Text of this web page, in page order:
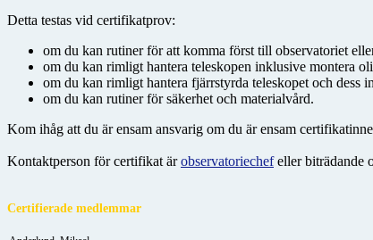
Detta testas vid certifikatprov:
om du kan rutiner för att komma först till observatoriet
om du kan rimligt hantera teleskopen inklusive montera
om du kan rimligt hantera fjärrstyrda teleskopet och dess
om du kan rutiner för säkerhet och materialvård.
Kom ihåg att du är ensam ansvarig om du är ensam
Kontaktperson för certifikat ärobservatoriechefeller biträdande
Certifierade medlemmar